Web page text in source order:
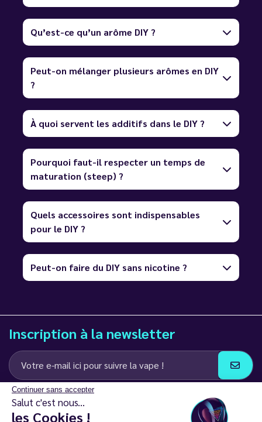
Continuer sans accepter
Salut c'est nous...
les Cookies !
Qu’est-ce qu’un arôme DIY ?
Peut-on mélanger plusieurs arômes en DIY
?
À quoi servent les additifs dans le DIY ?
Pourquoi faut-il respecter un temps de
maturation (steep) ?
Quels accessoires sont indispensables
pour le DIY ?
Peut-on faire du DIY sans nicotine ?
Inscription à la newsletter
J’accepte de recevoir des communications e-mail et SMS de la part de
LD Groupe